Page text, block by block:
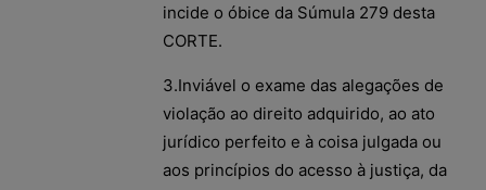
incide o óbice da Súmula 279 desta
CORTE.
3.Inviável o exame das alegações de
violação ao direito adquirido, ao ato
jurídico perfeito e à coisa julgada ou
aos princípios do acesso à justiça, da